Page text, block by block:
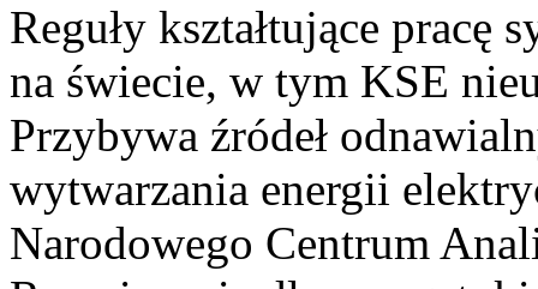
Reguły kształtujące pracę
na świecie, w tym KSE
Przybywa źródeł
wytwarzania energii
Narodowego Centrum